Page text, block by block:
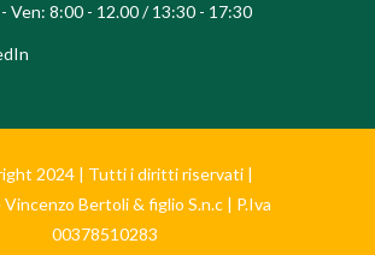
Ven: 8:00 - 12.00 / 13:30 - 17:30
2024 | Tutti i diritti riservati |
Bertoli & figlio S.n.c | P.Iva
00378510283